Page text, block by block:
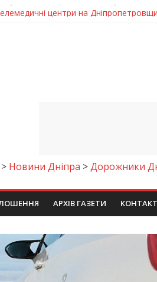
центри на
досліджують місце
шанс на власне житло
важлива правильна комунікація
> Новини Дніпра >Дорожники
АРХІВ ГАЗЕТИ